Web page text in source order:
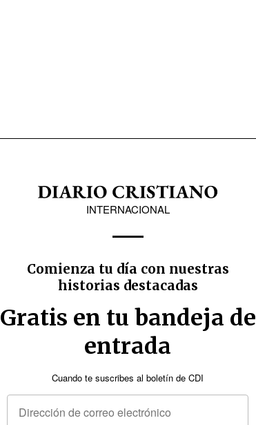
INTERNACIONAL
Comienza tu día con nuestras
historias destacadas
Gratis en tu bandeja de
entrada
Cuando te suscribes al boletín de CDI